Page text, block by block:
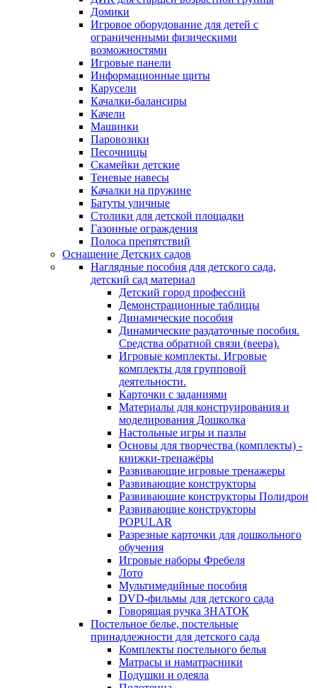
Домики
Игровое оборудование для детей с
ограниченными физическими
возможностями
Игровые панели
Информационные щиты
Карусели
Качалки-балансиры
Качели
Машинки
Паровозики
Песочницы
Скамейки детские
Теневые навесы
Качалки на пружине
Батуты уличные
Столики для детской площадки
Газонные ограждения
Полоса препятствий
Оснащение Детских садов
Наглядные пособия для детского сада,
детский сад материал
Детский город профессий
Демонстрационные таблицы
Динамические пособия
Динамические раздаточные пособия.
Средства обратной связи (веера).
Игровые комплекты. Игровые
комплекты для групповой
деятельности.
Карточки с заданиями
Материалы для конструирования и
моделирования Дошколка
Настольные игры и пазлы
Основы для творчества (комплекты) -
книжки-тренажёры
Развивающие игровые тренажеры
Развивающие конструкторы
Развивающие конструкторы Полидрон
Развивающие конструкторы
POPULAR
Разрезные карточки для дошкольного
обучения
Игровые наборы Фребеля
Лото
Мультимедийные пособия
DVD-фильмы для детского сада
Говорящая ручка ЗНАТОК
Постельное белье, постельные
принадлежности для детского сада
Комплекты постельного белья
Матрасы и наматрасники
Подушки и одеяла